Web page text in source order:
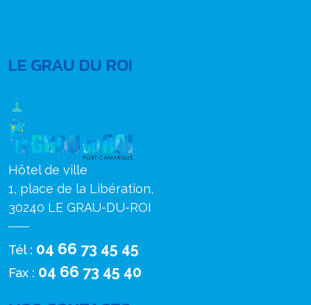
LE GRAU DU ROI
Hôtel de ville
1, place de la Libération,
30240 LE GRAU-DU-ROI
Tél : 04 66 73 45 45
Fax : 04 66 73 45 40